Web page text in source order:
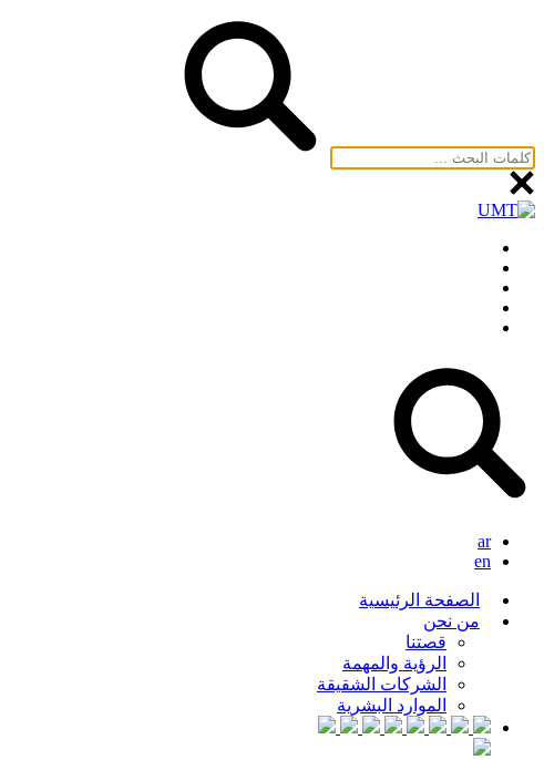
ar
en
الصفحة الرئيسية
من نحن
قصتنا
الرؤية والمهمة
الشركات الشقيقة
الموارد البشرية